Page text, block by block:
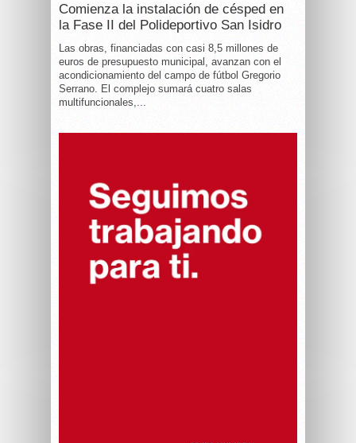
Comienza la instalación de césped en
la Fase II del Polideportivo San Isidro
Las obras, financiadas con casi 8,5 millones de
euros de presupuesto municipal, avanzan con el
acondicionamiento del campo de fútbol Gregorio
Serrano. El complejo sumará cuatro salas
multifuncionales,...